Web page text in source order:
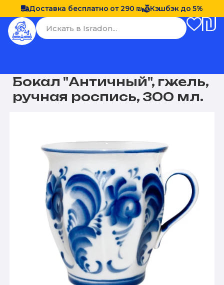
Доставка бесплатно от 290 ₪ Кэшбэк до 5%
Бокал "Античный", гжель,
ручная роспись, 300 мл.